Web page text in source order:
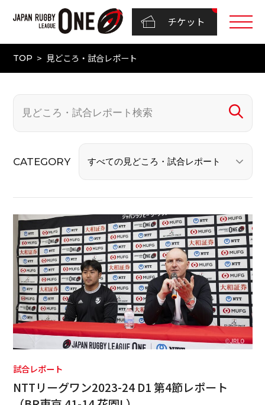
チケット
TOP 見どころ・試合レポート
CATEGORY
試合レポート
NTTリーグワン2023-24 D1 第4節レポート